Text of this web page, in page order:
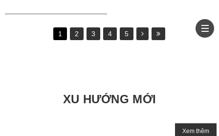
1 2 3 4 5
XU HƯỚNG MỚI
Xem thêm